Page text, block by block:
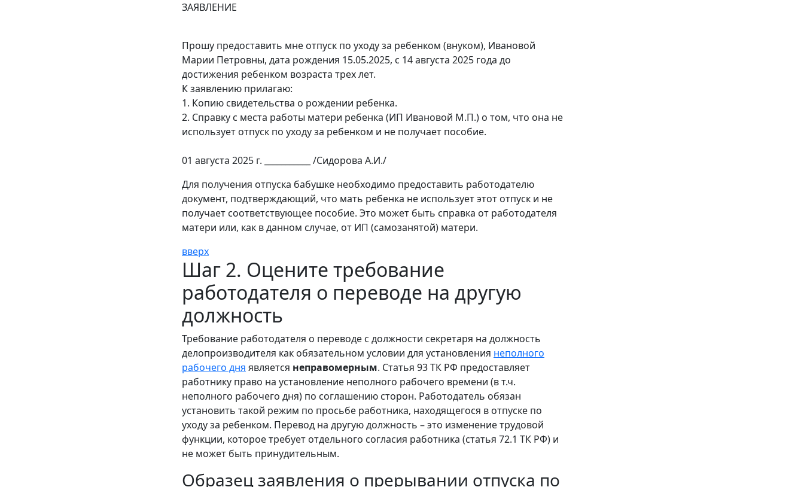
ЗАЯВЛЕНИЕ
Прошу предоставить мне отпуск по уходу за ребенком (внуком), Ивановой
Марии Петровны, дата рождения 15.05.2025, с 14 августа 2025 года до
достижения ребенком возраста трех лет.
К заявлению прилагаю:
1. Копию свидетельства о рождении ребенка.
2. Справку с места работы матери ребенка (ИП Ивановой М.П.) о том, что она не
использует отпуск по уходу за ребенком и не получает пособие.
01 августа 2025 г. ___________ /Сидорова А.И./
Для получения отпуска бабушке необходимо предоставить работодателю
документ, подтверждающий, что мать ребенка не использует этот отпуск и не
получает соответствующее пособие. Это может быть справка от работодателя
матери или, как в данном случае, от ИП (самозанятой) матери.
вверх
Шаг 2. Оцените требование
работодателя о переводе на другую
должность
Требование работодателя о переводе с должности секретаря на должность
делопроизводителя как обязательном условии для установления неполного
рабочего дня является неправомерным. Статья 93 ТК РФ предоставляет
работнику право на установление неполного рабочего времени (в т.ч.
неполного рабочего дня) по соглашению сторон. Работодатель обязан
установить такой режим по просьбе работника, находящегося в отпуске по
уходу за ребенком. Перевод на другую должность – это изменение трудовой
функции, которое требует отдельного согласия работника (статья 72.1 ТК РФ) и
не может быть принудительным.
Образец заявления о прерывании отпуска по